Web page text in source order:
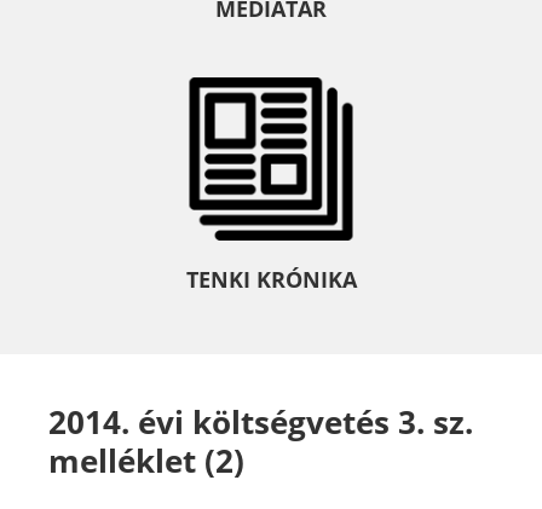
MÉDIATÁR
TENKI KRÓNIKA
2014. évi költségvetés 3. sz.
melléklet (2)